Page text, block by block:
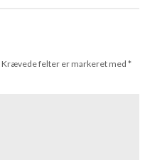
Krævede felter er markeret med *